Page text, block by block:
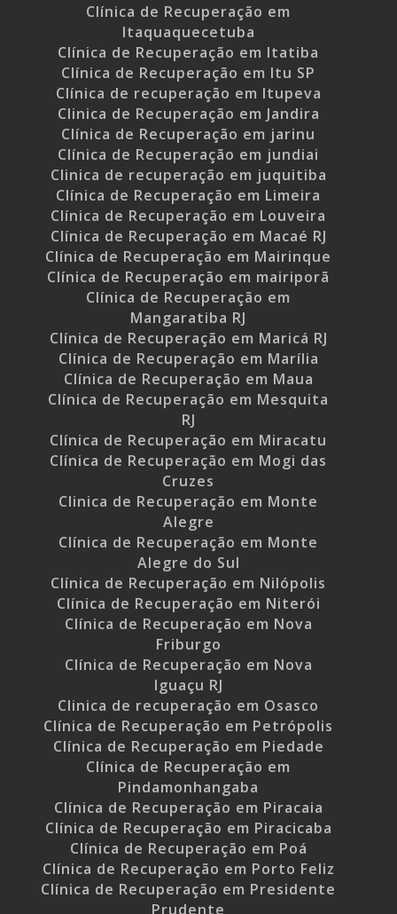
Clínica de Recuperação em
Itaquaquecetuba
Clínica de Recuperação em Itatiba
Clínica de Recuperação em Itu SP
Clínica de recuperação em Itupeva
Clinica de Recuperação em Jandira
Clínica de Recuperação em jarinu
Clínica de Recuperação em jundiai
Clinica de recuperação em juquitiba
Clínica de Recuperação em Limeira
Clínica de Recuperação em Louveira
Clínica de Recuperação em Macaé RJ
Clínica de Recuperação em Mairinque
Clínica de Recuperação em mairiporã
Clínica de Recuperação em
Mangaratiba RJ
Clínica de Recuperação em Maricá RJ
Clínica de Recuperação em Marília
Clínica de Recuperação em Maua
Clínica de Recuperação em Mesquita
RJ
Clínica de Recuperação em Miracatu
Clínica de Recuperação em Mogi das
Cruzes
Clinica de Recuperação em Monte
Alegre
Clínica de Recuperação em Monte
Alegre do Sul
Clínica de Recuperação em Nilópolis
Clínica de Recuperação em Niterói
Clínica de Recuperação em Nova
Friburgo
Clínica de Recuperação em Nova
Iguaçu RJ
Clinica de recuperação em Osasco
Clínica de Recuperação em Petrópolis
Clínica de Recuperação em Piedade
Clínica de Recuperação em
Pindamonhangaba
Clínica de Recuperação em Piracaia
Clínica de Recuperação em Piracicaba
Clínica de Recuperação em Poá
Clínica de Recuperação em Porto Feliz
Clínica de Recuperação em Presidente
Prudente